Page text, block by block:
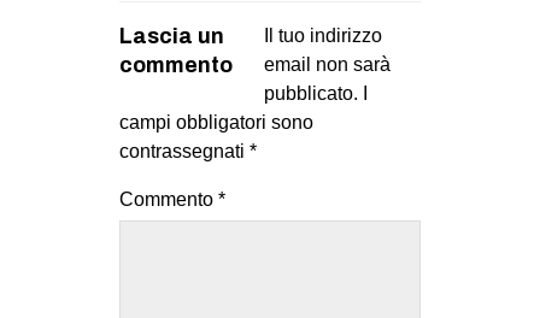
MILANO
MOBILITAZIONI
SPAZI
Lascia un
commento
Il tuo indirizzo
email non sarà
pubblicato.
campi obbligatori sono
contrassegnati *
Commento *